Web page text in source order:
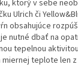
ktorý v sebe
Ulrich či
obsahujúce
nutné dbať na
tepelnou
miernej teplote len